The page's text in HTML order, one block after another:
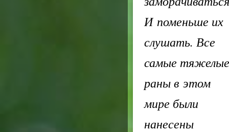
И поменьше их
слушать. Все
самые тяжелые
раны в этом
мире были
нанесены